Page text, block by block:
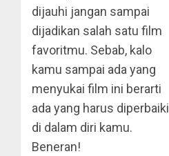
dijauhi jangan sampai
dijadikan salah satu film
favoritmu. Sebab, kalo
kamu sampai ada yang
menyukai film ini berarti
ada yang harus diperbaiki
di dalam diri kamu.
Beneran!